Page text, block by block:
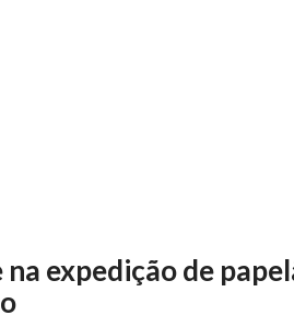
na expedição de